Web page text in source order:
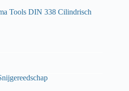
Tools DIN 338 Cilindrisch